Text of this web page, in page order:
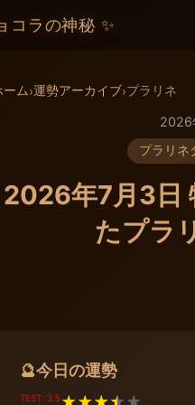
コラの神秘 ✨
ーム›運勢アーカイブ›プラリネ
2026
プラリネ
2026年7月3日
たプラ
🔮今日の運勢
TEST: 3.5